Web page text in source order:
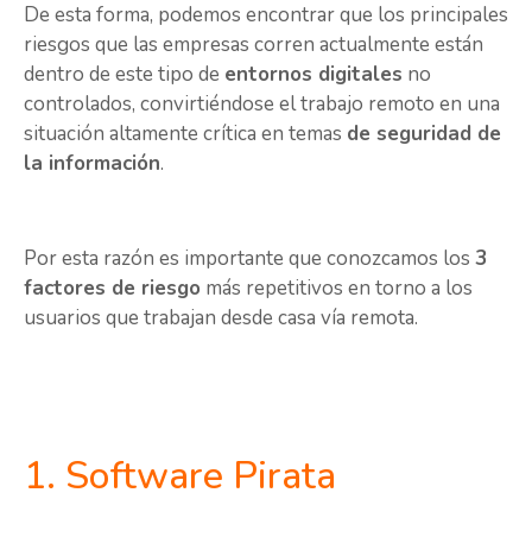
De esta forma, podemos encontrar que los principales
riesgos que las empresas corren actualmente están
dentro de este tipo de entornos digitales no
controlados, convirtiéndose el trabajo remoto en una
situación altamente crítica en temas de seguridad de
la información.
Por esta razón es importante que conozcamos los 3
factores de riesgo más repetitivos en torno a los
usuarios que trabajan desde casa vía remota.
1. Software Pirata